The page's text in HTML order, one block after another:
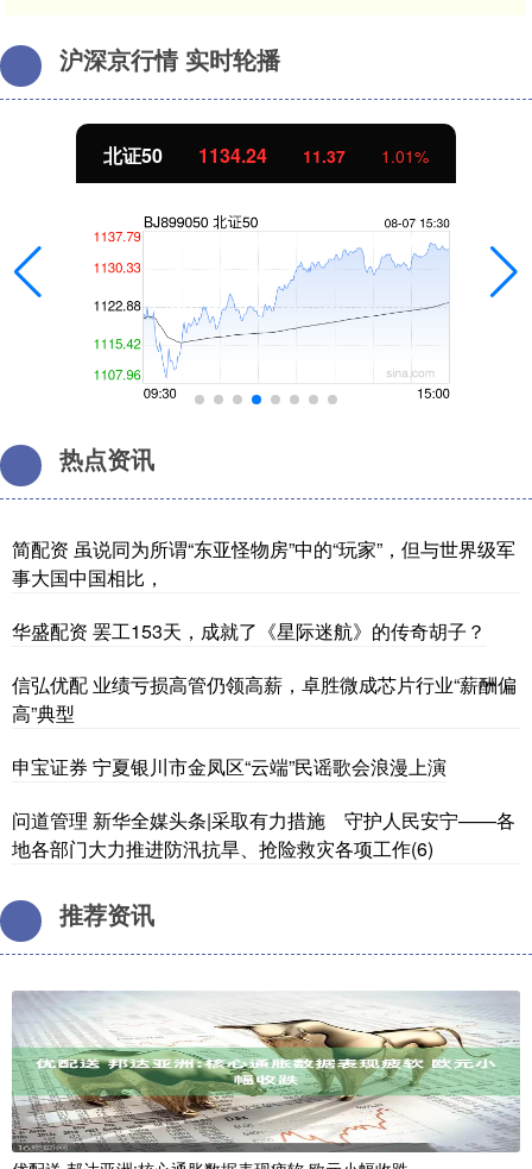
沪深京行情 实时轮播
北证50 1134.24 11.37 1.01%
热点资讯
简配资 虽说同为所谓“东亚怪物房”中的“玩家”，但与世界级军
事大国中国相比，
华盛配资 罢工153天，成就了《星际迷航》的传奇胡子？
信弘优配 业绩亏损高管仍领高薪，卓胜微成芯片行业“薪酬偏
高”典型
申宝证券 宁夏银川市金凤区“云端”民谣歌会浪漫上演
问道管理 新华全媒头条|采取有力措施 守护人民安宁——各
地各部门大力推进防汛抗旱、抢险救灾各项工作(6)
推荐资讯